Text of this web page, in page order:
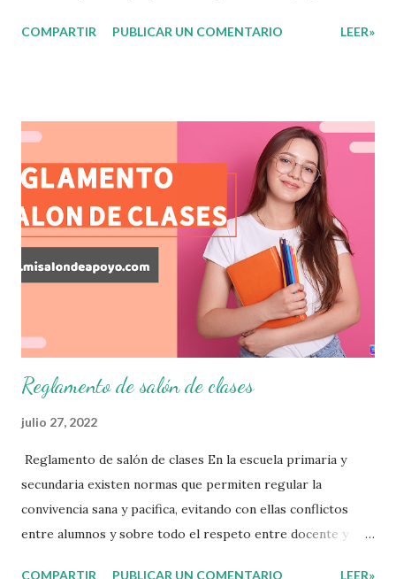
por parte de nuestros aprendientes. El examen consta de
aprendizajes claves que sus nuevos aprendientes ya
lograron alcanzar y de aquellos que aun necesitan
consolidar. Esto con la finalidad de que elaboramos un
plan de intervención adecuado para atender las necesidades
que nuestro grupo requiera de acuerdo a los resultados del
examen trimestral que apliquemos. Sin mas que decir les
damos las gracias para seguir apoyándonos en este nuevo
blog educativo y gracias por su preferencia. Recuerden
que todo material que aquí se comparte solo se hac...
COMPARTIR PUBLICAR UN COMENTARIO LEER»
Reglamento de salón de clases
julio 27, 2022
Reglamento de salón de clases En la escuela primaria y
secundaria existen normas que permiten regular la
convivencia sana y pacifica, evitando con ellas conflictos
entre alumnos y sobre todo el respeto entre docente y
COMPARTIR PUBLICAR UN COMENTARIO LEER»